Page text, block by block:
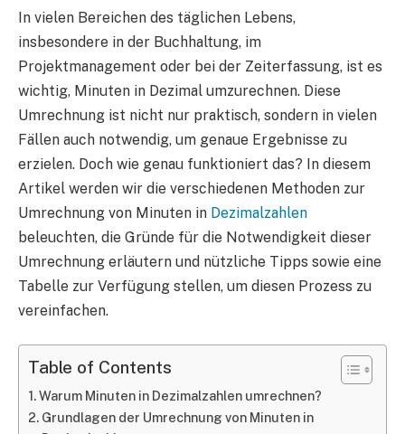
In vielen Bereichen des täglichen Lebens,
insbesondere in der Buchhaltung, im
Projektmanagement oder bei der Zeiterfassung, ist es
wichtig, Minuten in Dezimal umzurechnen. Diese
Umrechnung ist nicht nur praktisch, sondern in vielen
Fällen auch notwendig, um genaue Ergebnisse zu
erzielen. Doch wie genau funktioniert das? In diesem
Artikel werden wir die verschiedenen Methoden zur
Umrechnung von Minuten in Dezimalzahlen
beleuchten, die Gründe für die Notwendigkeit dieser
Umrechnung erläutern und nützliche Tipps sowie eine
Tabelle zur Verfügung stellen, um diesen Prozess zu
vereinfachen.
Table of Contents
Warum Minuten in Dezimalzahlen umrechnen?
Grundlagen der Umrechnung von Minuten in